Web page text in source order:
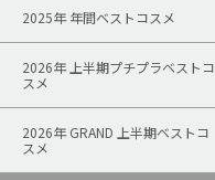
2025年 年間ベストコスメ
2026年 上半期プチプラベストコ
スメ
2026年 GRAND 上半期ベストコ
スメ